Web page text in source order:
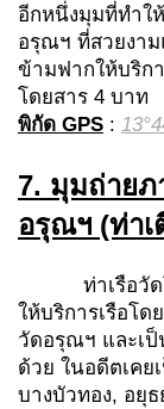
อีกหนึ่งมุมที่ทำใ
อรุณฯ ที่สวยงาม
ข้ามฟากให้บริกา
โดยสาร 4 บาท
พิกัด GPS :
7. มุมถ่ายภ
อรุณฯ (ท่า
ท่าเรือวัดโ
ให้บริการเรือโ
วัดอรุณฯ และเป็
ด้วย ในอดีตเคย
บางบัวทอง, อยุ